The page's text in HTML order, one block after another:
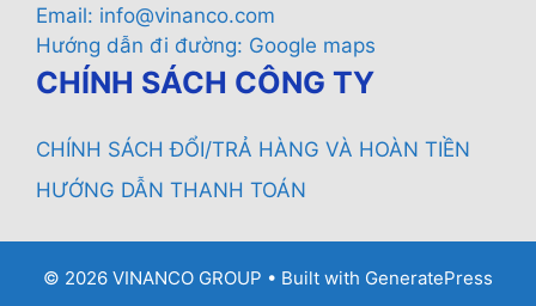
Email: info@vinanco.com
Hướng dẫn đi đường: Google maps
CHÍNH SÁCH CÔNG TY
CHÍNH SÁCH ĐỔI/TRẢ HÀNG VÀ HOÀN TIỀN
HƯỚNG DẪN THANH TOÁN
© 2026 VINANCO GROUP • Built with GeneratePress